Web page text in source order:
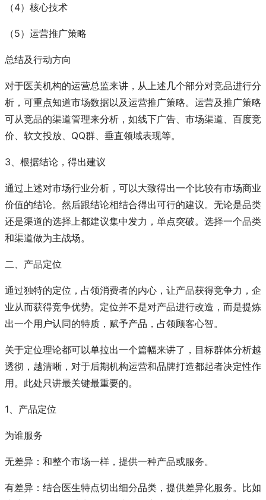
（4）核心技术
（5）运营推广策略
总结及行动方向
对于医美机构的运营总监来讲，从上述几个部分对竞品进行分
析，可重点知道市场数据以及运营推广策略。运营及推广策略
可从竞品的渠道管理来分析，如线下广告、市场渠道、百度竞
价、软文投放、QQ群、垂直领域表现等。
3、根据结论，得出建议
通过上述对市场行业分析，可以大致得出一个比较有市场商业
价值的结论。然后跟结论相结合得出可行的建议。无论是品类
还是渠道的选择上都建议集中发力，单点突破。选择一个品类
和渠道做为主战场。
二、产品定位
通过独特的定位，占领消费者的内心，让产品获得竞争力，企
业从而获得竞争优势。定位并不是对产品进行改造，而是提炼
出一个用户认同的特质，赋予产品，占领顾客心智。
关于定位理论都可以单拉出一个篇幅来讲了，目标群体分析越
透彻，越清晰，对于后期机构运营和品牌打造都起者决定性作
用。此处只讲最关键最重要的。
1、产品定位
为谁服务
无差异：和整个市场一样，提供一种产品或服务。
有差异：结合医生特点切出细分品类，提供差异化服务。比如